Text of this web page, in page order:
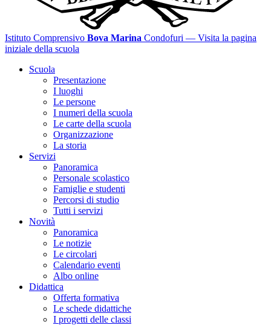
Istituto Comprensivo Bova Marina Condofuri — Visita la pagina
iniziale della scuola
Scuola
Presentazione
I luoghi
Le persone
I numeri della scuola
Le carte della scuola
Organizzazione
La storia
Servizi
Panoramica
Personale scolastico
Famiglie e studenti
Percorsi di studio
Tutti i servizi
Novità
Panoramica
Le notizie
Le circolari
Calendario eventi
Albo online
Didattica
Offerta formativa
Le schede didattiche
I progetti delle classi